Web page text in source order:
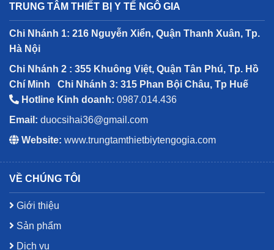
TRUNG TÂM THIẾT BỊ Y TẾ NGÔ GIA
Chi Nhánh 1: 216 Nguyễn Xiển, Quận Thanh Xuân, Tp.
Hà Nội
Chi Nhánh 2 : 355 Khuông Việt, Quận Tân Phú, Tp. Hồ
Chí Minh
Chi Nhánh 3: 315 Phan Bội Châu, Tp Huế
Hotline Kinh doanh: 0987.014.436
Email: duocsihai36@gmail.com
Website: www.trungtamthietbiytengogia.com
VỀ CHÚNG TÔI
Giới thiệu
Sản phẩm
Dịch vụ